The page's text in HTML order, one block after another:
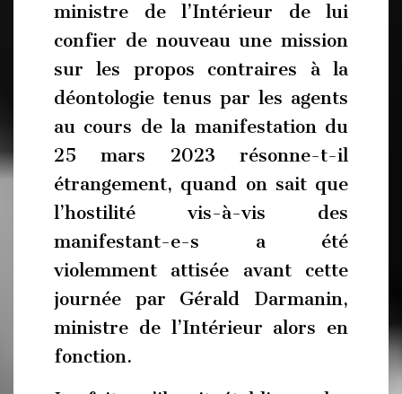
ministre de l’Intérieur de lui
confier de nouveau une mission
sur les propos contraires à la
déontologie tenus par les agents
au cours de la manifestation du
25 mars 2023 résonne-t-il
étrangement, quand on sait que
l’hostilité vis-à-vis des
manifestant-e-s a été
violemment attisée avant cette
journée par Gérald Darmanin,
ministre de l’Intérieur alors en
fonction.